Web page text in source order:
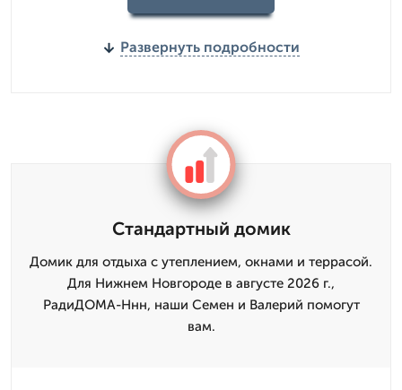
Развернуть подробности
Стандартный домик
Домик для отдыха с утеплением, окнами и террасой.
Для Нижнем Новгороде в августе 2026 г.,
РадиДОМА-Ннн, наши Семен и Валерий помогут
вам.